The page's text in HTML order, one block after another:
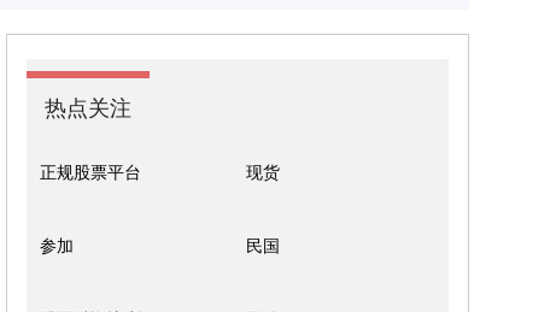
热点关注
正规股票平台 现货
参加 民国